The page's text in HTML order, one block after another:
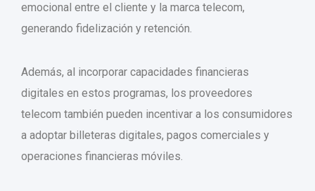
emocional entre el cliente y la marca telecom,
generando fidelización y retención.
Además, al incorporar capacidades financieras
digitales en estos programas, los proveedores
telecom también pueden incentivar a los consumidores
a adoptar billeteras digitales, pagos comerciales y
operaciones financieras móviles.